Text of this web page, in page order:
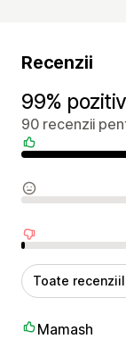
Recenzii
99%
90 recenzii
Recenzii
Recenzii neutre
Recenzii
Toate
Mamash